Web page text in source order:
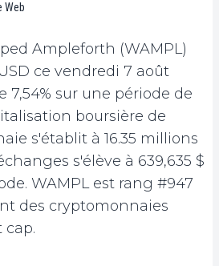
Web
Ampleforth (WAMPL)
ce vendredi 7 août
7,54% sur une période de
boursière de
s'établit à 16.35 millions
s'élève à 639,635 $
WAMPL est rang #947
des cryptomonnaies
cap.